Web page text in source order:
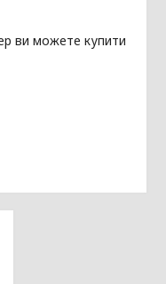
ви можете купити